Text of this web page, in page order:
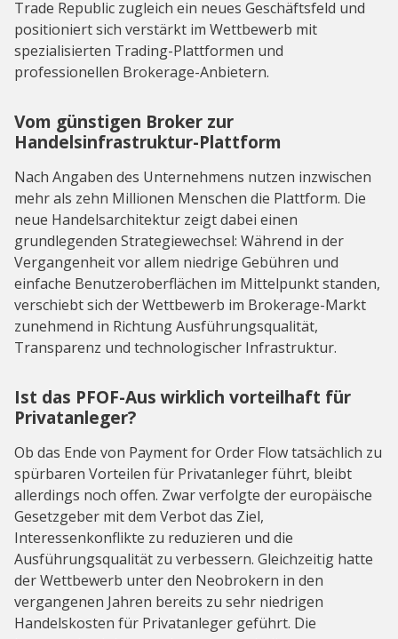
Trade Republic zugleich ein neues Geschäftsfeld und
positioniert sich verstärkt im Wettbewerb mit
spezialisierten Trading-Plattformen und
professionellen Brokerage-Anbietern.
Vom günstigen Broker zur
Handelsinfrastruktur-Plattform
Nach Angaben des Unternehmens nutzen inzwischen
mehr als zehn Millionen Menschen die Plattform. Die
neue Handelsarchitektur zeigt dabei einen
grundlegenden Strategiewechsel: Während in der
Vergangenheit vor allem niedrige Gebühren und
einfache Benutzeroberflächen im Mittelpunkt standen,
verschiebt sich der Wettbewerb im Brokerage-Markt
zunehmend in Richtung Ausführungsqualität,
Transparenz und technologischer Infrastruktur.
Ist das PFOF-Aus wirklich vorteilhaft für
Privatanleger?
Ob das Ende von Payment for Order Flow tatsächlich zu
spürbaren Vorteilen für Privatanleger führt, bleibt
allerdings noch offen. Zwar verfolgte der europäische
Gesetzgeber mit dem Verbot das Ziel,
Interessenkonflikte zu reduzieren und die
Ausführungsqualität zu verbessern. Gleichzeitig hatte
der Wettbewerb unter den Neobrokern in den
vergangenen Jahren bereits zu sehr niedrigen
Handelskosten für Privatanleger geführt. Die